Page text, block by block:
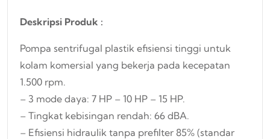
Deskripsi Produk :
Pompa sentrifugal plastik efisiensi tinggi untuk
kolam komersial yang bekerja pada kecepatan
1.500 rpm.
– 3 mode daya: 7 HP – 10 HP – 15 HP.
– Tingkat kebisingan rendah: 66 dBA.
– Efisiensi hidraulik tanpa prefilter 85% (standar